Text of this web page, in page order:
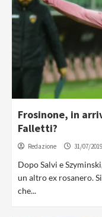
Frosinone, in
Falletti?
Redazione 31/07/
Dopo Salvi e
un altro ex rosanero.
che...